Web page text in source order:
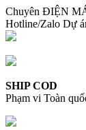
Chuyên ĐIỆN
Hotline/Zalo Dự
SHIP COD
Phạm vi Toàn